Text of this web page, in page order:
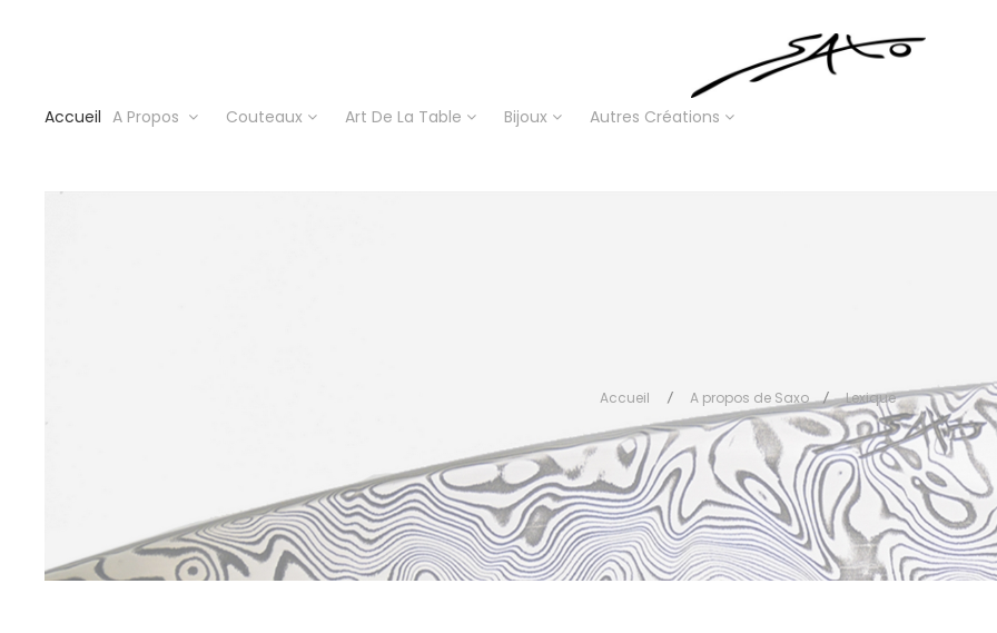
Accueil A Propos Couteaux Art De La Table Bijoux Autres Créations
Accueil A propos de Saxo Lexique